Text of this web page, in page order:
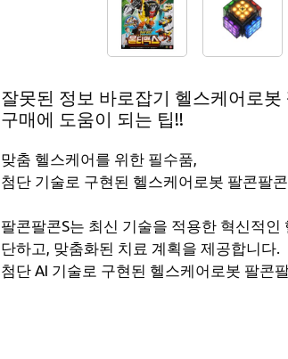
잘못된 정보 바로잡기 헬스케어로
구매에 도움이 되는 팁!!
맞춤 헬스케어를 위한 필수품,
첨단 기술로 구현된 헬스케어로봇 팔콘팔콘
팔콘팔콘S는 최신 기술을 적용한 혁신적
단하고, 맞춤화된 치료 계획을 제공합니다.
첨단 AI 기술로 구현된 헬스케어로봇 팔콘